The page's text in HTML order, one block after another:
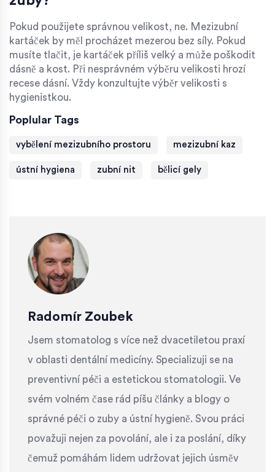
Pokud použijete správnou velikost, ne. Mezizubní
kartáček by měl procházet mezerou bez síly. Pokud
musíte tlačit, je kartáček příliš velký a může poškodit
dásně a kost. Při nesprávném výběru velikosti hrozí
recese dásní. Vždy konzultujte výběr velikosti s
hygienistkou.
Poplular Tags
vybělení mezizubního prostoru mezizubní kaz
ústní hygiena zubní nit bělicí gely
Radomír Zoubek
Jsem stomatolog s více než dvacetiletou praxí
v oblasti dentální medicíny. Specializuji se na
preventivní péči a estetickou stomatologii. Ve
svém volném čase rád píšu články a blogy o
správné péči o zuby a ústní hygieně. Svou práci
považuji nejen za povolání, ale i za poslání, díky
čemuž pomáhám lidem udržovat jejich úsměv